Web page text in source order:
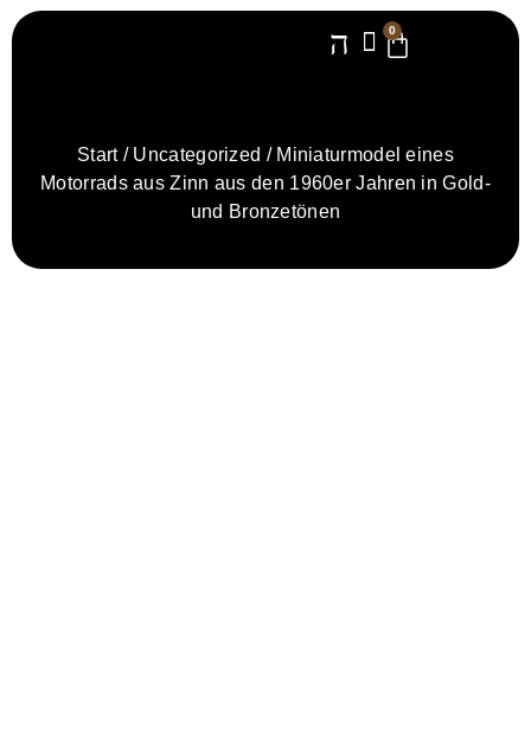
0
Start/ Uncategorized / Miniaturmodel eines
Motorrads aus Zinn aus den 1960er Jahren in Gold-
und Bronzetönen